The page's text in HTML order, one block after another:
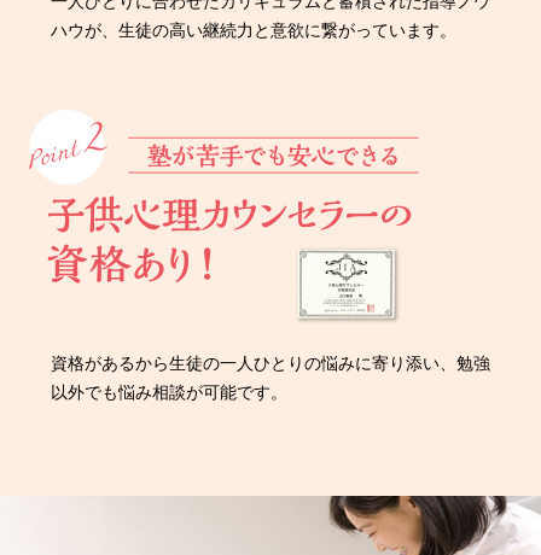
ハウが、生徒の高い継続力と意欲に繋がっています。
資格があるから生徒の一人ひとりの悩みに寄り添い、勉強
以外でも悩み相談が可能です。